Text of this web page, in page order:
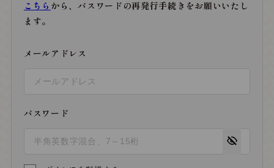
こちら から、パスワードの再発行手続きをお願いいたし
ます。
メールアドレス
パスワード